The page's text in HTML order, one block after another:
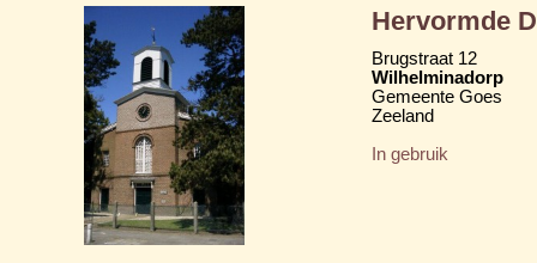
Hervormde
Brugstraat 12
Wilhelminadorp
Gemeente Goes
Zeeland
In gebruik